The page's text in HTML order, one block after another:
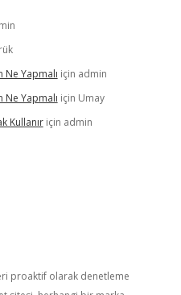
Ne Yapmalı için admin
Ne Yapmalı için Umay
Kullanıriçin admin
proaktif olarak denetleme